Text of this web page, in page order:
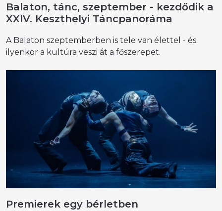
Balaton, tánc, szeptember - kezdődik a
XXIV. Keszthelyi Táncpanoráma
A Balaton szeptemberben is tele van élettel - és
ilyenkor a kultúra veszi át a főszerepet.
Premierek egy bérletben